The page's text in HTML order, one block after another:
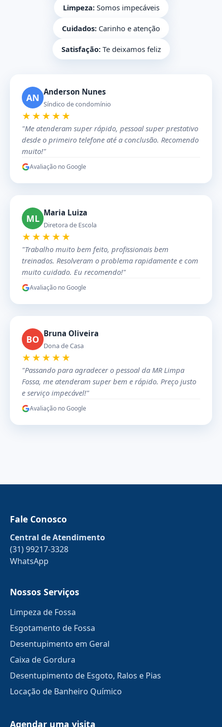
Limpeza:Somos impecáveis
Cuidados: Carinho e atenção
Satisfação:Te deixamos feliz
AN Anderson Nunes
Síndico de condomínio
★★★★★
"Me atenderam super rápido, pessoal super prestativo
desde o primeiro telefone até a conclusão. Recomendo
muito!"
Avaliação no Google
ML Maria Luiza
Diretora de Escola
★★★★★
"Trabalho muito bem feito, profissionais bem
treinados. Resolveram o problema rapidamente e com
muito cuidado. Eu recomendo!"
Avaliação no Google
BO Bruna Oliveira
Dona de Casa
★★★★★
"Passando para agradecer o pessoal da MR Limpa
Fossa, me atenderam super bem e rápido. Preço justo
e serviço impecável!"
Avaliação no Google
Fale Conosco
Central de Atendimento
(31) 99217-3328
WhatsApp
Nossos Serviços
Limpeza de Fossa
Esgotamento de Fossa
Desentupimento em Geral
Caixa de Gordura
Desentupimento de Esgoto, Ralos e Pias
Locação de Banheiro Químico
Agendar uma visita